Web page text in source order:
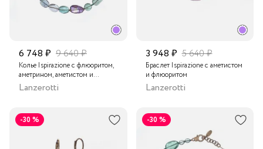
6 748 ₽ 9 640 ₽
Колье Ispirazione с флюоритом,
аметрином, аметистом и
бисером
Lanzerotti
3 948 ₽ 5 640 ₽
Браслет Ispirazione с аметистом
и флюоритом
Lanzerotti
-30 % -30 %